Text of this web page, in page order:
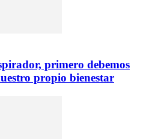
primero debemos
propio bienestar